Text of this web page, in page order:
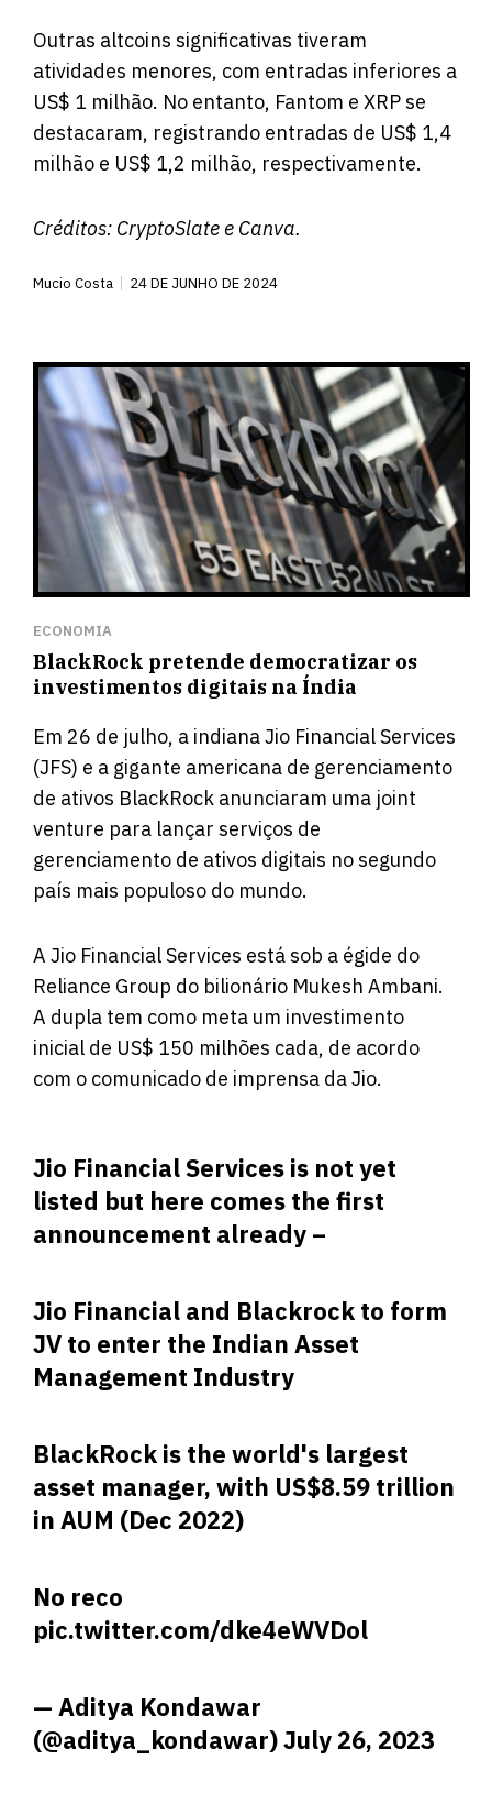
Outras altcoins significativas tiveram
atividades menores, com entradas inferiores a
US$ 1 milhão. No entanto, Fantom e XRP se
destacaram, registrando entradas de US$ 1,4
milhão e US$ 1,2 milhão, respectivamente.
Créditos: CryptoSlatee Canva.
Mucio Costa 24 DE JUNHO DE 2024
ECONOMIA
BlackRock pretende democratizar os
investimentos digitais na Índia
Em 26 de julho, a indiana Jio Financial Services
(JFS) e a gigante americana de gerenciamento
de ativos BlackRock anunciaram uma joint
venture para lançar serviços de
gerenciamento de ativos digitais no segundo
país mais populoso do mundo.
A Jio Financial Services está sob a égide do
Reliance Group do bilionário Mukesh Ambani.
A dupla tem como meta um investimento
inicial de US$ 150 milhões cada, de acordo
com o comunicado de imprensa da Jio.
Jio Financial Services is not yet
listed but here comes the first
announcement already –
Jio Financial and Blackrock to form
JV to enter the Indian Asset
Management Industry
BlackRock is the world's largest
asset manager, with US$8.59 trillion
in AUM (Dec 2022)
No reco
pic.twitter.com/dke4eWVDol
— Aditya Kondawar
(@aditya_kondawar)July 26, 2023